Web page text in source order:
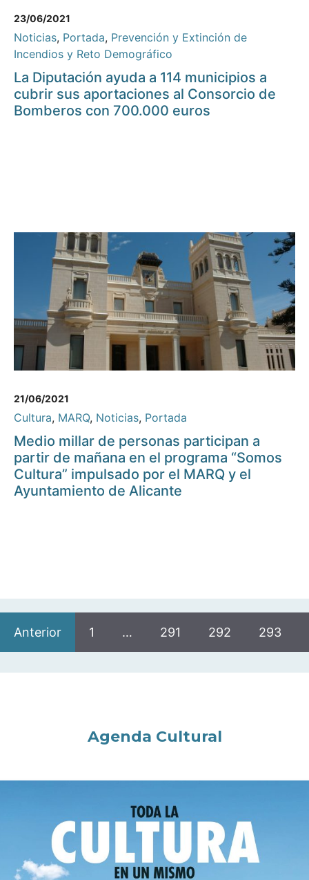
23/06/2021
Noticias, Portada, Prevención y Extinción de
Incendios y Reto Demográfico
La Diputación ayuda a 114 municipios a
cubrir sus aportaciones al Consorcio de
Bomberos con 700.000 euros
21/06/2021
Cultura, MARQ, Noticias, Portada
Medio millar de personas participan a
partir de mañana en el programa “Somos
Cultura” impulsado por el MARQ y el
Ayuntamiento de Alicante
Anterior 1 … 291 292 293
Agenda Cultural